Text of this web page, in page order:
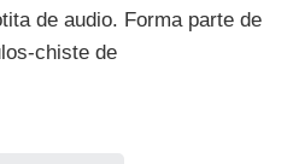
de audio. Forma parte de
chiste de